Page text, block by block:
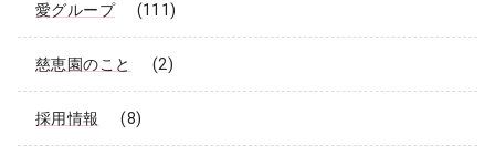
愛グループ (111)
慈恵園のこと (2)
採用情報 (8)